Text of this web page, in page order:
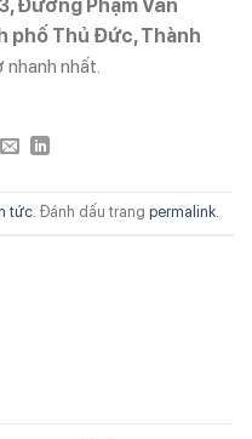
Đường Phạm Văn
phố Thủ Đức, Thành
nhất.
tức. Đánh dấu trang permalink.